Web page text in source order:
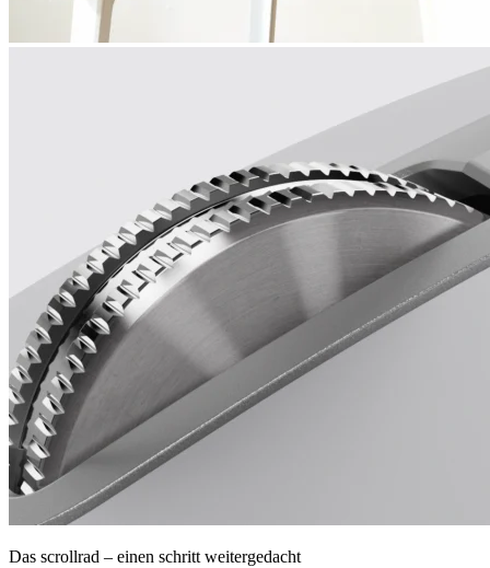
Das scrollrad – einen schritt weitergedacht